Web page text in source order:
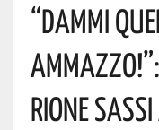
“DAMMI
RIONE